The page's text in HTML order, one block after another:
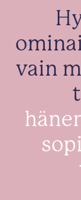
vain